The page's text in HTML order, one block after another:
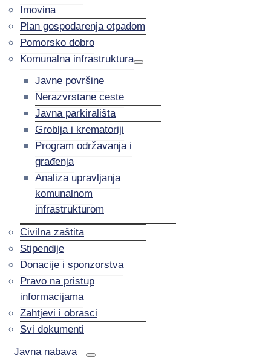
Imovina
Plan gospodarenja otpadom
Pomorsko dobro
Komunalna infrastruktura
Javne površine
Nerazvrstane ceste
Javna parkirališta
Groblja i krematoriji
Program održavanja i
građenja
Analiza upravljanja
komunalnom
infrastrukturom
Civilna zaštita
Stipendije
Donacije i sponzorstva
Pravo na pristup
informacijama
Zahtjevi i obrasci
Svi dokumenti
Javna nabava